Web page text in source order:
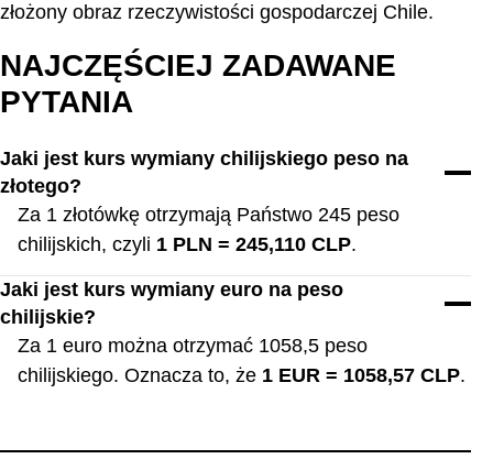
złożony obraz rzeczywistości gospodarczej Chile.
NAJCZĘŚCIEJ ZADAWANE
PYTANIA
Jaki jest kurs wymiany chilijskiego peso na
złotego?
Za 1 złotówkę otrzymają Państwo 245 peso
chilijskich, czyli 1 PLN = 245,110 CLP.
Jaki jest kurs wymiany euro na peso
chilijskie?
Za 1 euro można otrzymać 1058,5 peso
chilijskiego. Oznacza to, że 1 EUR = 1058,57 CLP.